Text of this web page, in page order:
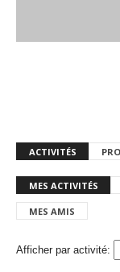
ACTIVITÉS
MES ACTIVITÉS
MES AMIS
Afficher par activité: